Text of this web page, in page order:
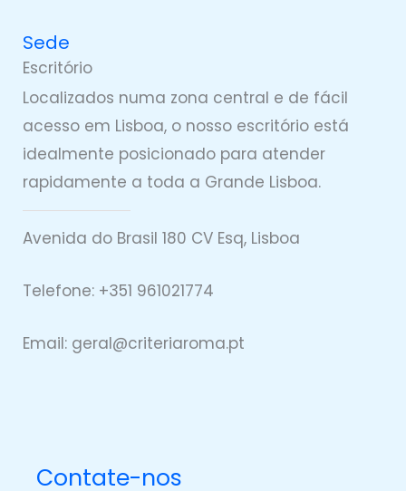
Sede
Escritório
Localizados numa zona central e de fácil
acesso em Lisboa, o nosso escritório está
idealmente posicionado para atender
rapidamente a toda a Grande Lisboa.
Avenida do Brasil 180 CV Esq, Lisboa
Telefone: +351 961021774
Email: geral@criteriaroma.pt
Contate-nos